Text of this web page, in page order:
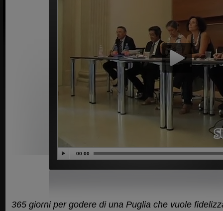
00:00
365 giorni per godere di una Puglia che vuole